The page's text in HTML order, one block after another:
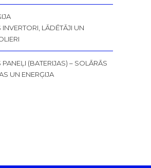
INVERTORI, LĀDĒTĀJI UN
PANEĻI (BATERIJAS) – SOLĀRĀS
UN ENERĢIJA